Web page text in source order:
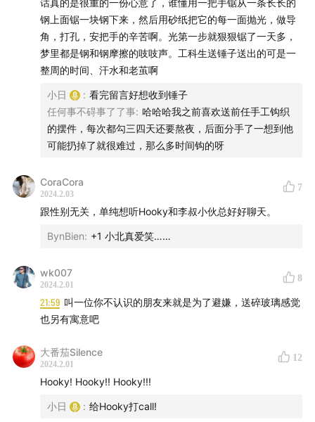
微博：@日谈公园
小红书：日谈公园
即刻：日谈李小日
B站：日谈公园
欢迎发送邮件至 bbpark@ritanbbpark.com
话真的是很重的一份心意了，谁懂用一把手锯从一条长长的
钢上面锯一块钢下来，然后用砂纸把它的每一面抛光，做导
角，打孔，安把手的辛苦啊。光第一步就狠狠锯了一天多，
梦里都是钢和钢摩擦的吱吱声。工科生送锤子送出的可是一
整周的时间、汗水和老茧啊
小日 : 看完留言好想收到锤子
任何事不碍事了了事: 哈哈哈我之前喜欢送前任手工钩织
的摆件，每次都勾三四天还要熬夜，后面分手了一想到他
可能扔掉了就很难过，那么多时间钩的呀
CoraCora
2024.2.03
7
跟性别无关，单纯想听Hooky和李叔小伙总好好聊天。
BynBien: +1 小北真爱笑……
wk007
2024.2.01
8
21:59 叫一位你不认识的朋友来就是为了避嫌，送碎玻璃感觉
也另有寓意吧
大番茄Silence
2024.2.01
12
Hooky! Hooky!! Hooky!!!
小日 : 给Hooky打call!